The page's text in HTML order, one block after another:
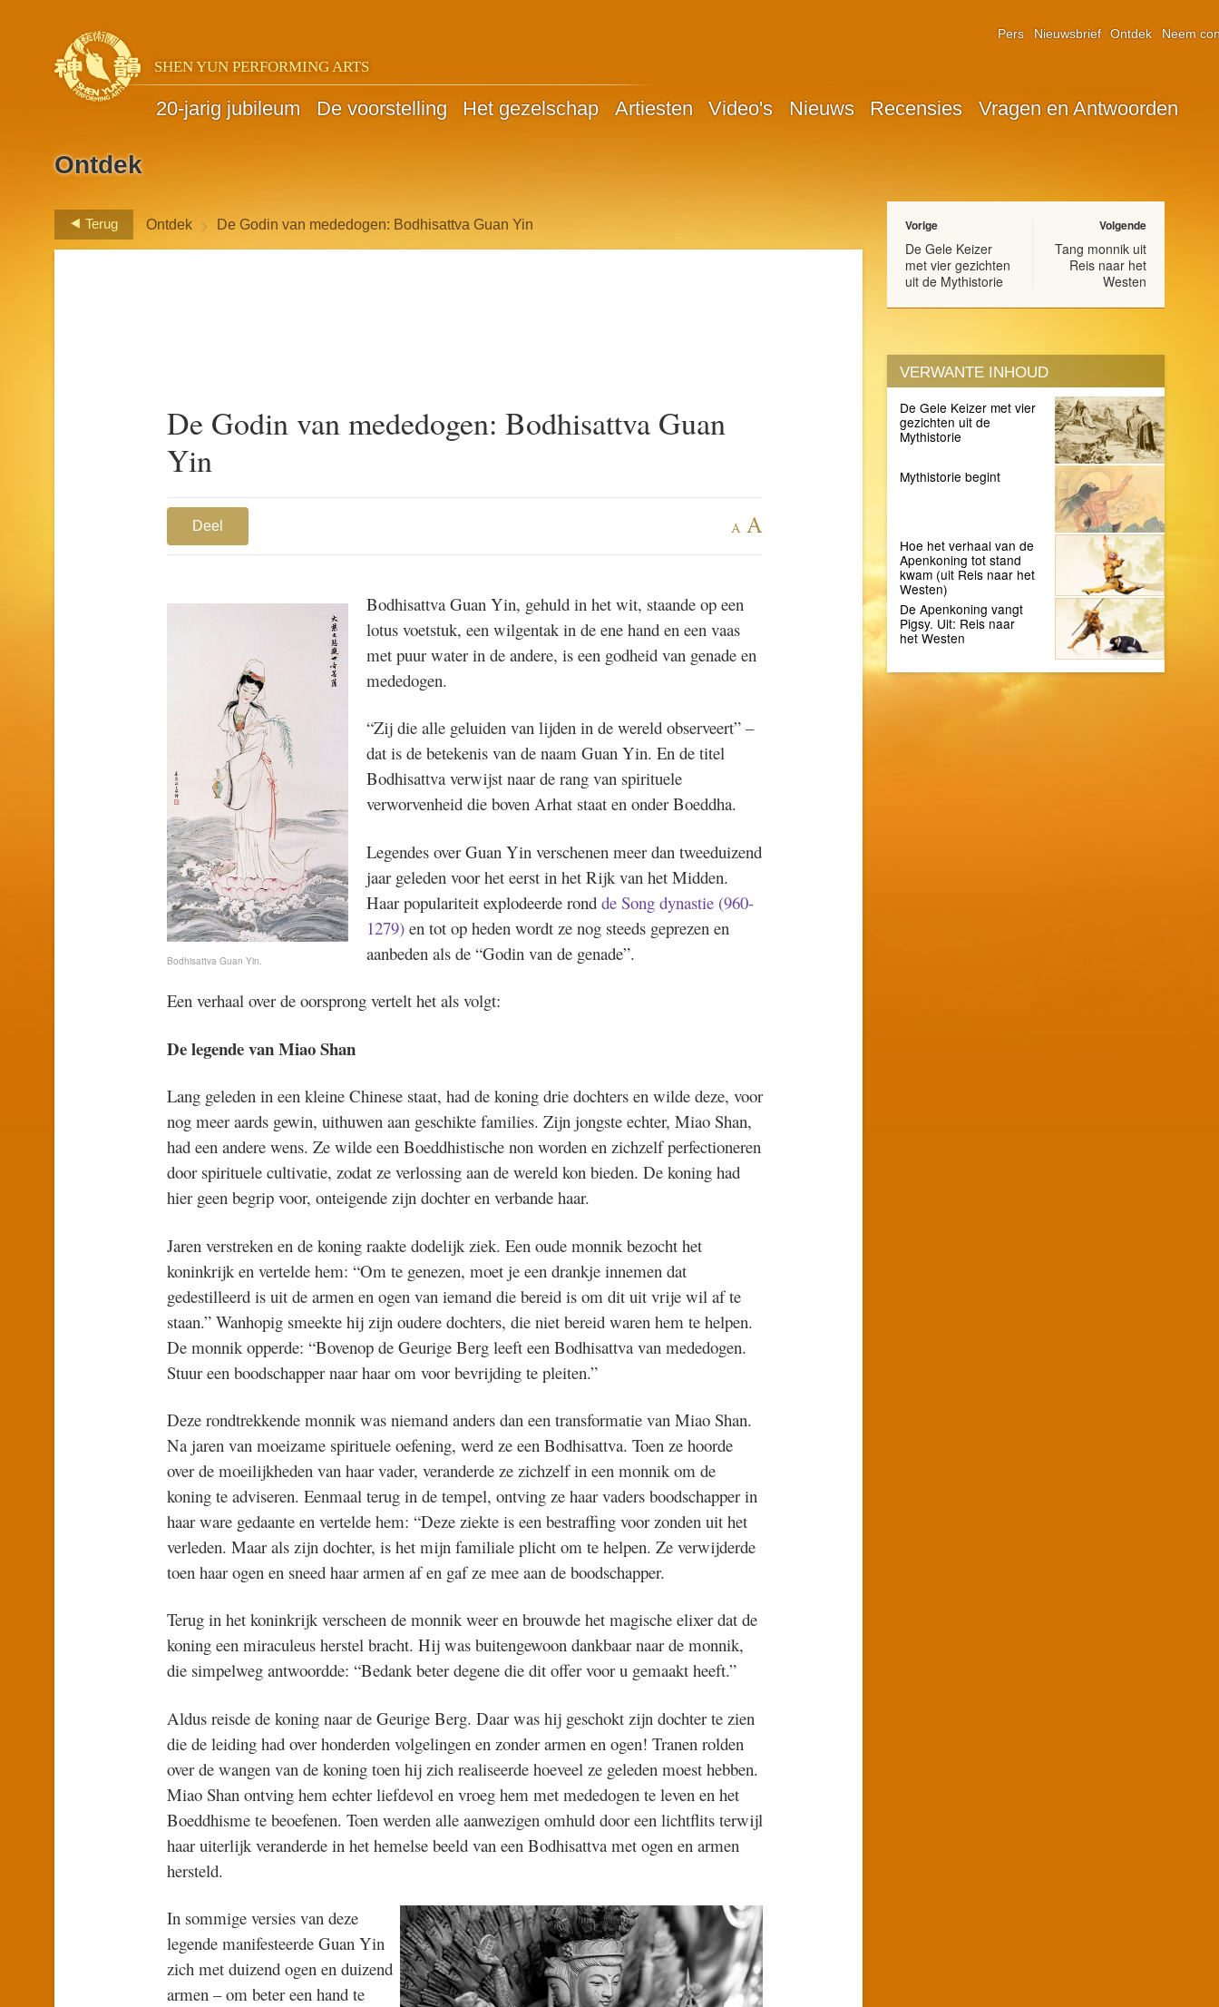
SHEN YUN PERFORMING ARTS
20-jarig jubileum De voorstelling Het gezelschap Artiesten Video's Nieuws Recensies Vragen en Antwoorden
Pers Nieuwsbrief Ontdek Neem
Ontdek
Terug Ontdek > De Godin van mededogen: Bodhisattva Guan Yin
De Godin van mededogen: Bodhisattva Guan
Yin
Deel A A
Bodhisattva Guan Yin.
Bodhisattva Guan Yin, gehuld in het wit, staande op een
lotus voetstuk, een wilgentak in de ene hand en een vaas
met puur water in de andere, is een godheid van genade en
mededogen.
“Zij die alle geluiden van lijden in de wereld observeert” –
dat is de betekenis van de naam Guan Yin. En de titel
Bodhisattva verwijst naar de rang van spirituele
verworvenheid die boven Arhat staat en onder Boeddha.
Legendes over Guan Yin verschenen meer dan tweeduizend
jaar geleden voor het eerst in het Rijk van het Midden.
Haar populariteit explodeerde rond de Song dynastie (960-
1279)en tot op heden wordt ze nog steeds geprezen en
aanbeden als de “Godin van de genade”.
Een verhaal over de oorsprong vertelt het als volgt:
De legende van Miao Shan
Lang geleden in een kleine Chinese staat, had de koning drie dochters en wilde deze, voor
nog meer aards gewin, uithuwen aan geschikte families. Zijn jongste echter, Miao Shan,
had een andere wens. Ze wilde een Boeddhistische non worden en zichzelf perfectioneren
door spirituele cultivatie, zodat ze verlossing aan de wereld kon bieden. De koning had
hier geen begrip voor, onteigende zijn dochter en verbande haar.
Jaren verstreken en de koning raakte dodelijk ziek. Een oude monnik bezocht het
koninkrijk en vertelde hem: “Om te genezen, moet je een drankje innemen dat
gedestilleerd is uit de armen en ogen van iemand die bereid is om dit uit vrije wil af te
staan.” Wanhopig smeekte hij zijn oudere dochters, die niet bereid waren hem te helpen.
De monnik opperde: “Bovenop de Geurige Berg leeft een Bodhisattva van mededogen.
Stuur een boodschapper naar haar om voor bevrijding te pleiten.”
Deze rondtrekkende monnik was niemand anders dan een transformatie van Miao Shan.
Na jaren van moeizame spirituele oefening, werd ze een Bodhisattva. Toen ze hoorde
over de moeilijkheden van haar vader, veranderde ze zichzelf in een monnik om de
koning te adviseren. Eenmaal terug in de tempel, ontving ze haar vaders boodschapper in
haar ware gedaante en vertelde hem: “Deze ziekte is een bestraffing voor zonden uit het
verleden. Maar als zijn dochter, is het mijn familiale plicht om te helpen. Ze verwijderde
toen haar ogen en sneed haar armen af en gaf ze mee aan de boodschapper.
Terug in het koninkrijk verscheen de monnik weer en brouwde het magische elixer dat de
koning een miraculeus herstel bracht. Hij was buitengewoon dankbaar naar de monnik,
die simpelweg antwoordde: “Bedank beter degene die dit offer voor u gemaakt heeft.”
Aldus reisde de koning naar de Geurige Berg. Daar was hij geschokt zijn dochter te zien
die de leiding had over honderden volgelingen en zonder armen en ogen! Tranen rolden
over de wangen van de koning toen hij zich realiseerde hoeveel ze geleden moest hebben.
Miao Shan ontving hem echter liefdevol en vroeg hem met mededogen te leven en het
Boeddhisme te beoefenen. Toen werden alle aanwezigen omhuld door een lichtflits terwijl
haar uiterlijk veranderde in het hemelse beeld van een Bodhisattva met ogen en armen
hersteld.
In sommige versies van deze
legende manifesteerde Guan Yin
zich met duizend ogen en duizend
armen – om beter een hand te
Vorige
De Gele Keizer
met vier gezichten
uit de Mythistorie
Volgende
Tang monnik uit
Reis naar het
Westen
VERWANTE INHOUD
De Gele Keizer met vier
gezichten uit de
Mythistorie
Mythistorie begint
Hoe het verhaal van de
Apenkoning tot stand
kwam (uit Reis naar het
Westen)
De Apenkoning vangt
Pigsy. Uit: Reis naar
het Westen